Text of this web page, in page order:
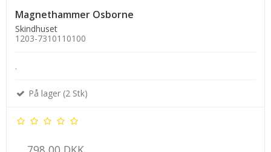
Magnethammer Osborne
Skindhuset
1203-7310110100
.
På lager (2 Stk)